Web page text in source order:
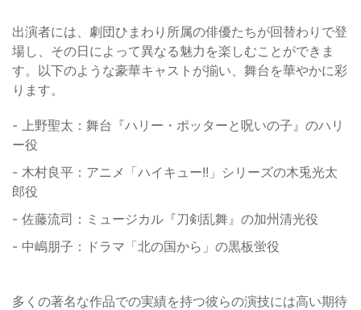
出演者には、劇団ひまわり所属の俳優たちが回替わりで登
場し、その日によって異なる魅力を楽しむことができま
す。以下のような豪華キャストが揃い、舞台を華やかに彩
ります。
- 上野聖太：舞台『ハリー・ポッターと呪いの子』のハリ
ー役
- 木村良平：アニメ「ハイキュー!!」シリーズの木兎光太
郎役
- 佐藤流司：ミュージカル『刀剣乱舞』の加州清光役
- 中嶋朋子：ドラマ「北の国から」の黒板蛍役
多くの著名な作品での実績を持つ彼らの演技には高い期待